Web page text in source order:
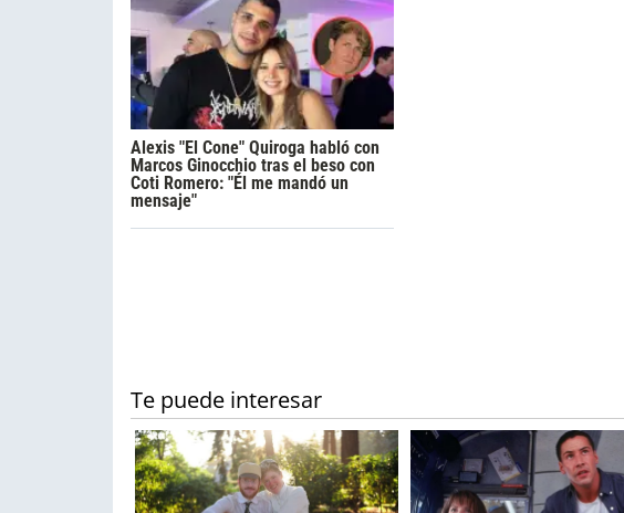
Alexis "El Cone" Quiroga habló con
Marcos Ginocchio tras el beso con
Coti Romero: "Él me mandó un
mensaje"